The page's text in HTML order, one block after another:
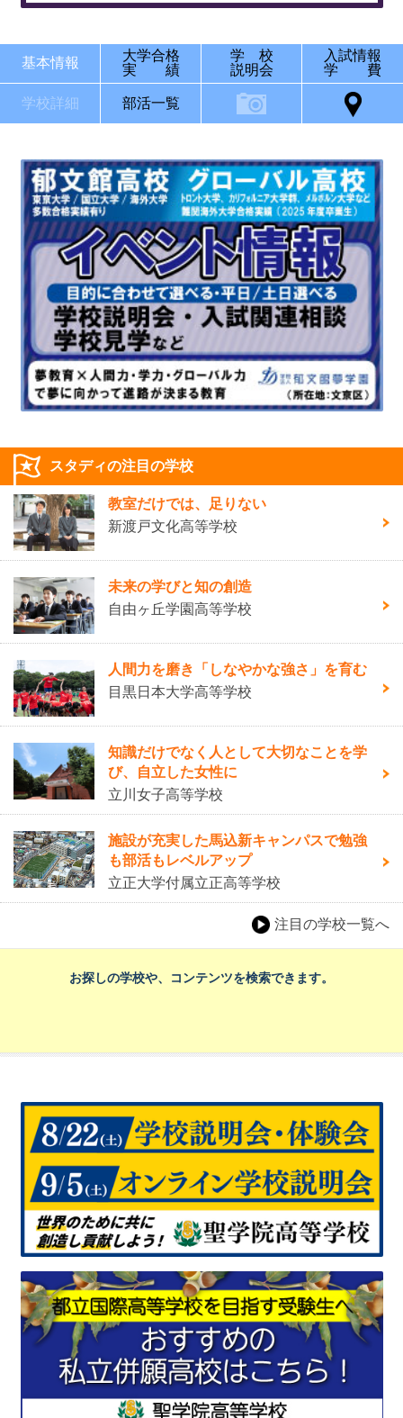
基本情報
大学合格
実 績
学 校
説明会
入試情報
学 費
学校詳細 部活一覧
スタディの注目の学校
教室だけでは、足りない
新渡戸文化高等学校
未来の学びと知の創造
自由ヶ丘学園高等学校
人間力を磨き「しなやかな強さ」を育む
目黒日本大学高等学校
知識だけでなく人として大切なことを学
び、自立した女性に
立川女子高等学校
施設が充実した馬込新キャンパスで勉強
も部活もレベルアップ
立正大学付属立正高等学校
注目の学校一覧へ
お探しの学校や、コンテンツを検索できます。